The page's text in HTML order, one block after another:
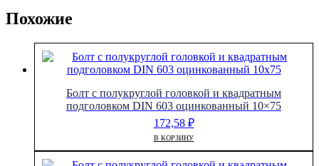
Похожие
Болт с полукруглой головкой и квадратным
подголовком DIN 603 оцинкованный 10×75
172,58 ₽
В КОРЗИНУ